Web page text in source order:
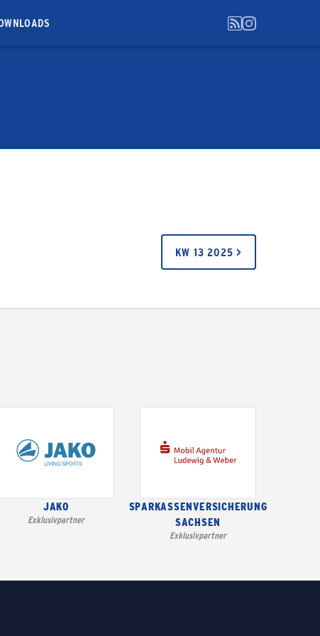
KW 13 2025 >
JAKO
Exklusivpartner
SPARKASSENVERSICHERUNG
SACHSEN
Exklusivpartner